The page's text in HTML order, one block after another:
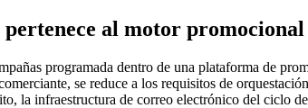
al motor promocional
programada dentro de una plataforma de
se reduce a los requisitos de
la infraestructura de correo electrónico del ciclo